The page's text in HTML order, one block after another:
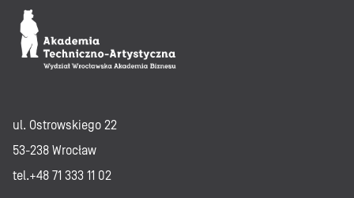
ul. Ostrowskiego 22
53-238 Wrocław
tel.+48 71 333 11 02